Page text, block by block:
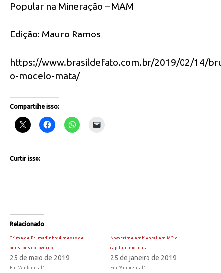
Popular na Mineração – MAM
Edição: Mauro Ramos
https://www.brasildefato.com.br/2019/02/14/
o-modelo-mata/
Compartilhe isso:
Curtir isso:
Relacionado
Crime de Brumadinho: 4 meses de
omissões do governo
25 de maio de 2019
Em "Ambiental"
Novo crime ambiental em MG: o
capitalismo mata
25 de janeiro de 2019
Em "Ambiental"